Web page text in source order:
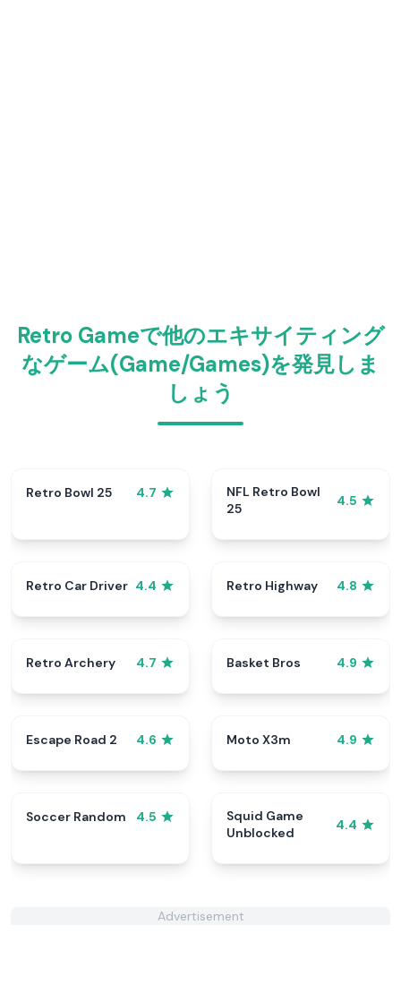
Retro Gameで他のエキサイティング
なゲーム(Game/Games)を発見しま
しょう
Retro Bowl 25 4.7
NFL Retro Bowl
25
4.5
Retro Car Driver 4.4 Retro Highway 4.8
Retro Archery 4.7 Basket Bros 4.9
Escape Road 2 4.6 Moto X3m 4.9
Soccer Random 4.5
Squid Game
Unblocked
4.4
Advertisement